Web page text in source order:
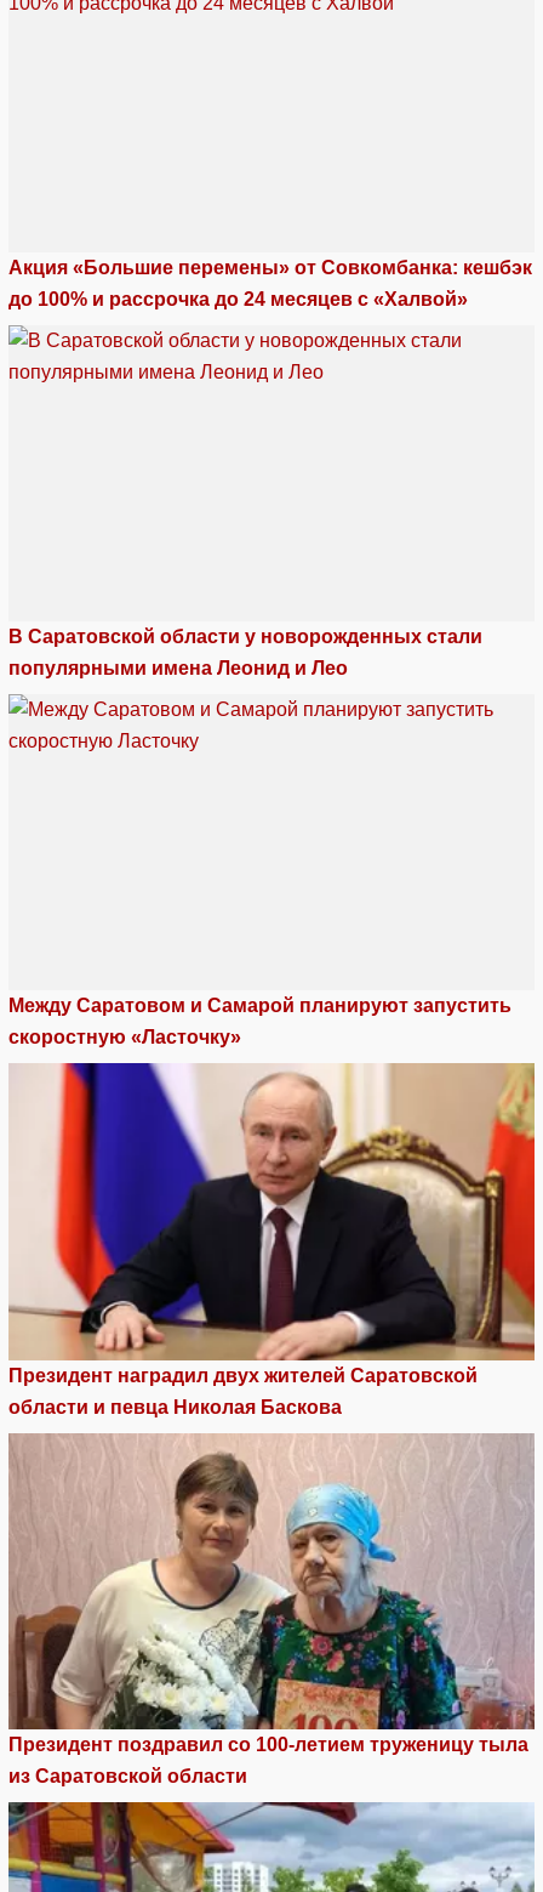
Акция «Большие перемены» от Совкомбанка: кешбэк
до 100% и рассрочка до 24 месяцев с «Халвой»
В Саратовской области у новорожденных стали
популярными имена Леонид и Лео
Между Саратовом и Самарой планируют запустить
скоростную «Ласточку»
Президент наградил двух жителей Саратовской
области и певца Николая Баскова
Президент поздравил со 100-летием труженицу тыла
из Саратовской области